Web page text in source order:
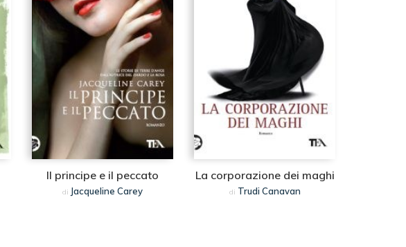
Il principe e il peccato
di Jacqueline Carey
La corporazione dei maghi
di Trudi Canavan